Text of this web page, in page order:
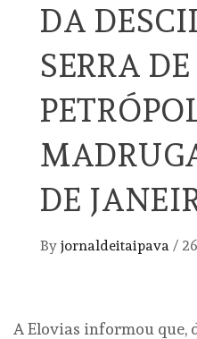
DA
SERRA DE
DE
By jornaldeitaipava /
A Elovias informou que,